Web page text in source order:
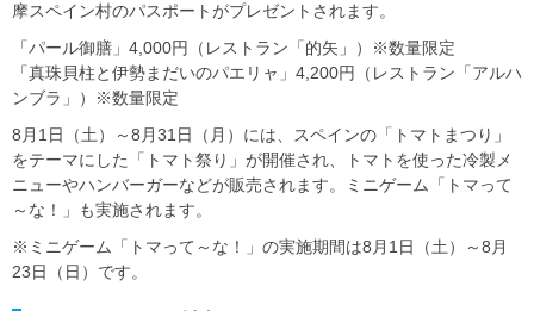
摩スペイン村のパスポートがプレゼントされます。
「パール御膳」4,000円（レストラン「的矢」）※数量限定
「真珠貝柱と伊勢まだいのパエリャ」4,200円（レストラン「アルハ
ンブラ」）※数量限定
8月1日（土）～8月31日（月）には、スペインの「トマトまつり」
をテーマにした「トマト祭り」が開催され、トマトを使った冷製メ
ニューやハンバーガーなどが販売されます。ミニゲーム「トマって
～な！」も実施されます。
※ミニゲーム「トマって～な！」の実施期間は8月1日（土）～8月
23日（日）です。